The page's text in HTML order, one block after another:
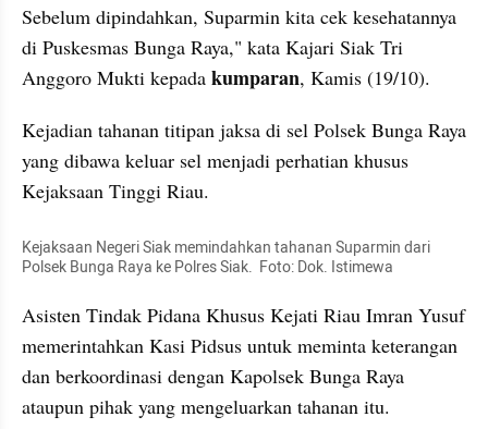
Sebelum dipindahkan, Suparmin kita cek kesehatannya
di Puskesmas Bunga Raya," kata Kajari Siak Tri
Anggoro Mukti kepada kumparan, Kamis (19/10).
Kejadian tahanan titipan jaksa di sel Polsek Bunga Raya
yang dibawa keluar sel menjadi perhatian khusus
Kejaksaan Tinggi Riau.
Kejaksaan Negeri Siak memindahkan tahanan Suparmin dari
Polsek Bunga Raya ke Polres Siak.  Foto: Dok. Istimewa
Asisten Tindak Pidana Khusus Kejati Riau Imran Yusuf
memerintahkan Kasi Pidsus untuk meminta keterangan
dan berkoordinasi dengan Kapolsek Bunga Raya
ataupun pihak yang mengeluarkan tahanan itu.